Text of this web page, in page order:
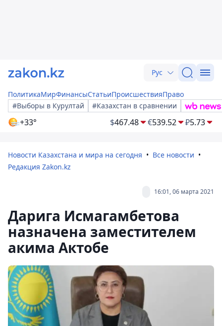
Рус
ПолитикаМирФинансыСтатьиПроисшествияПраво
#Выборы в Курултай
#Казахстан в сравнении
+33° $467.48 €539.52 ₽5.73
Новости Казахстана и мира на сегодня
Все новости
Редакция Zakon.kz
16:01, 06 марта 2021
Дарига Исмагамбетова
назначена заместителем
акима Актобе